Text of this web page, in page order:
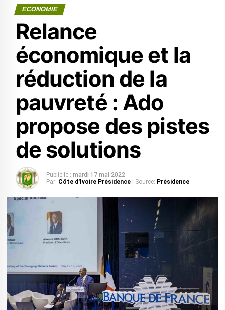
ECONOMIE
Relance
économique et la
réduction de la
pauvreté : Ado
propose des pistes
de solutions
Publié le : mardi 17 mai 2022
Par: Côte d'Ivoire Présidence | Source: Présidence